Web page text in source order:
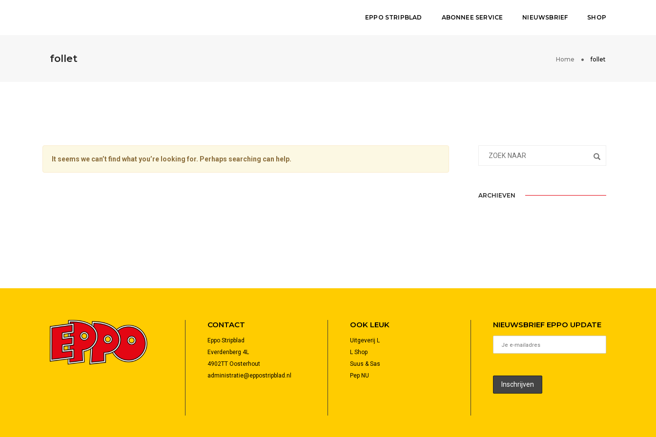
EPPO STRIPBLAD ABONNEE SERVICE NIEUWSBRIEF SHOP
follet Home follet
It seems we can’t find what you’re looking for. Perhaps searching can help.
ARCHIEVEN
CONTACT
Eppo Stripblad
Everdenberg 4L
4902TT Oosterhout
administratie@eppostripblad.nl
OOK LEUK
Uitgeverij L
L Shop
Suus & Sas
Pep NU
NIEUWSBRIEF EPPO UPDATE